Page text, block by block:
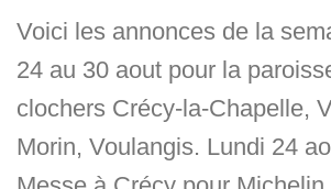
Voici les annonces de la
24 au 30 aout pour la
clochers Crécy-la-Chapelle,
Morin, Voulangis. Lundi 24